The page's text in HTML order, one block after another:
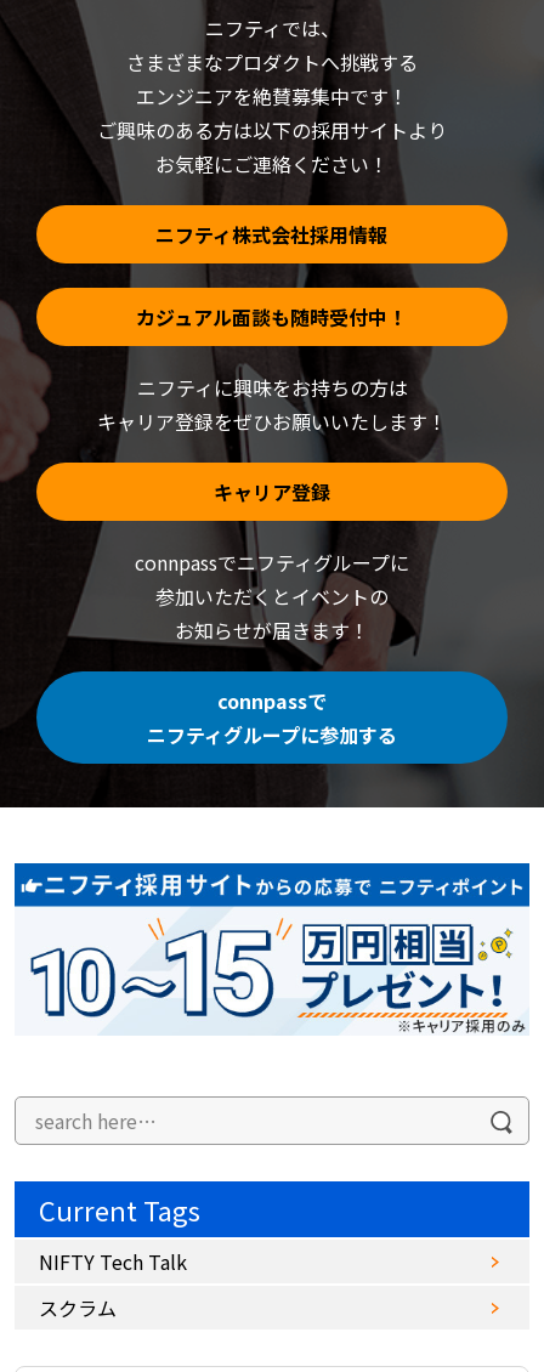
し
い
ウ
ィ
開
き
す)
ま
す)
ニフティでは、
さまざまなプロダクトへ挑戦する
エンジニアを絶賛募集中です！
ご興味のある方は以下の採用サイトより
お気軽にご連絡ください！
ニフティ株式会社採用情報
カジュアル面談も随時受付中！
ニフティに興味をお持ちの方は
キャリア登録をぜひお願いいたします！
キャリア登録
connpassでニフティグループに
参加いただくとイベントの
お知らせが届きます！
connpassで
ニフティグループに参加する
Current Tags
NIFTY Tech Talk
スクラム